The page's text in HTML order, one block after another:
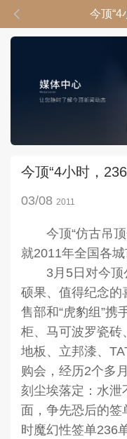
 今顶“4
今顶“4小时，
03/08 2011
今顶“仿古吊顶
就2011年全国各
3月5日对今顶
硕果、值得纪念的
售部和“虎豹组”携
柜、马可波罗瓷砖
地板、立邦漆、
购会，经历2个多
刻尘埃落定：水泄
面，争先恐后的签
时魔幻性签单236